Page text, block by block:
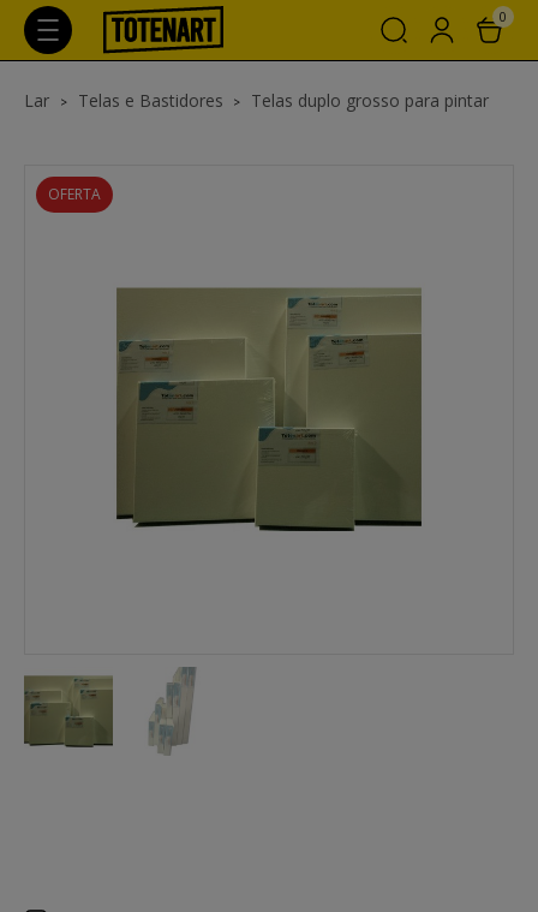
0
Lar Telas e Bastidores Telas duplo grosso para pintar
OFERTA